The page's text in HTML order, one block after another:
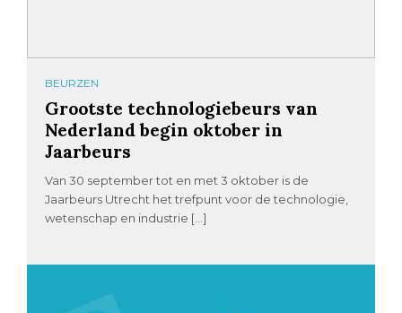
BEURZEN
Grootste technologiebeurs van
Nederland begin oktober in
Jaarbeurs
Van 30 september tot en met 3 oktober is de
Jaarbeurs Utrecht het trefpunt voor de technologie,
wetenschap en industrie […]